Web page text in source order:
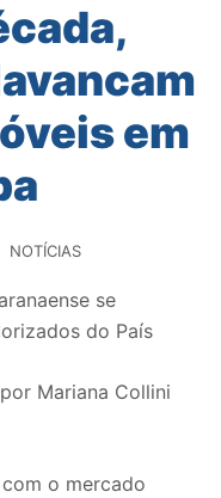
em
NOTÍCIAS
se
do País
Mariana Collini
o mercado